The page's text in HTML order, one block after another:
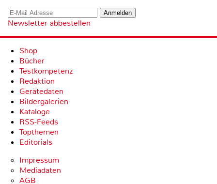
Newsletter abbestellen
Shop
Bücher
Testkompetenz
Redaktion
Gerätedaten
Bildergalerien
Kataloge
RSS-Feeds
Topthemen
Editorials
Impressum
Mediadaten
AGB